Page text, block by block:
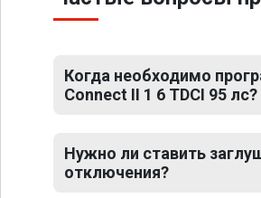
Когда необходимо
Connect II 1 6 TDCI 95 лс?
Нужно ли ставить
отключения?